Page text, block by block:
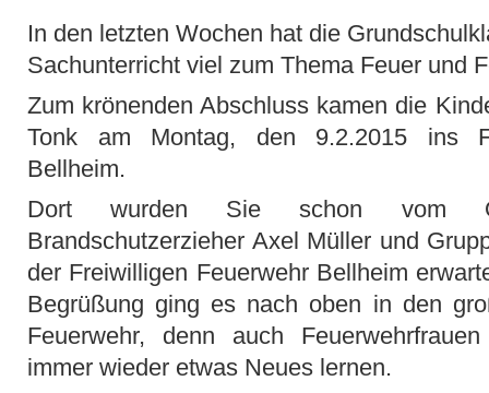
In den letzten Wochen hat die
Sachunterricht viel zum Thema Feuer und
Zum krönenden Abschluss kamen die
Tonk am Montag, den 9.2.2015 ins
Bellheim.
Dort wurden Sie schon vom
Brandschutzerzieher Axel Müller und
der Freiwilligen Feuerwehr Bellheim
Begrüßung ging es nach oben in den
Feuerwehr, denn auch
immer wieder etwas Neues lernen.